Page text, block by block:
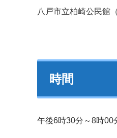
八戸市立柏崎公民館
時間
午後6時30分～8時00